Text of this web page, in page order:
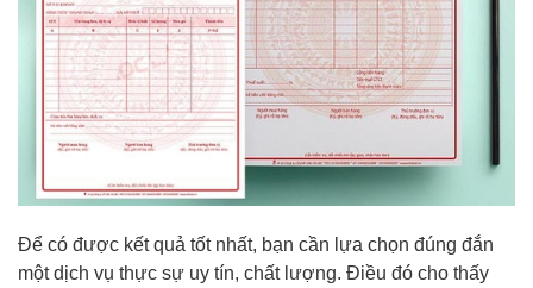
Để có được kết quả tốt nhất, bạn cần lựa chọn đúng đắn
một dịch vụ thực sự uy tín, chất lượng. Điều đó cho thấy